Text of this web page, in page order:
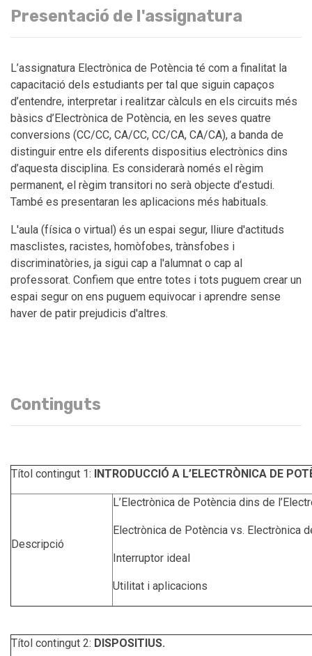
Presentació de l'assignatura
L’assignatura Electrònica de Potència té com a finalitat la
capacitació dels estudiants per tal que siguin capaços
d’entendre, interpretar i realitzar càlculs en els circuits més
bàsics d’Electrònica de Potència, en les seves quatre
conversions (CC/CC, CA/CC, CC/CA, CA/CA), a banda de
distinguir entre els diferents dispositius electrònics dins
d’aquesta disciplina. Es considerarà només el règim
permanent, el règim transitori no serà objecte d’estudi.
També es presentaran les aplicacions més habituals.
L'aula (física o virtual) és un espai segur, lliure d'actituds
masclistes, racistes, homòfobes, trànsfobes i
discriminatòries, ja sigui cap a l'alumnat o cap al
professorat. Confiem que entre totes i tots puguem crear un
espai segur on ens puguem equivocar i aprendre sense
haver de patir prejudicis d'altres.
Continguts
Títol contingut 1: INTRODUCCIÓ A L’ELECTRÒNICA DE
Descripció
L’Electrònica de Potència dins de
Electrònica de Potència vs. Electrònica
Interruptor ideal
Utilitat i aplicacions
Títol contingut 2: DISPOSITIUS.